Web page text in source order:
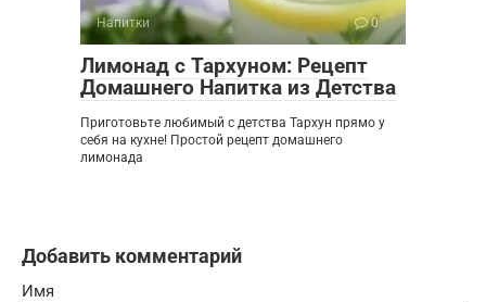
Напитки 0
Лимонад с Тархуном: Рецепт
Домашнего Напитка из Детства
Приготовьте любимый с детства Тархун прямо у
себя на кухне! Простой рецепт домашнего
лимонада
Добавить комментарий
Имя